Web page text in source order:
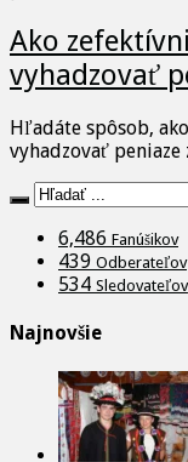
Ako
vyhadzovať
Hľadáte spôsob,
vyhadzovať
6,486 Fanúšikov
439 Odberateľov
534 Sledovateľov
Najnovšie